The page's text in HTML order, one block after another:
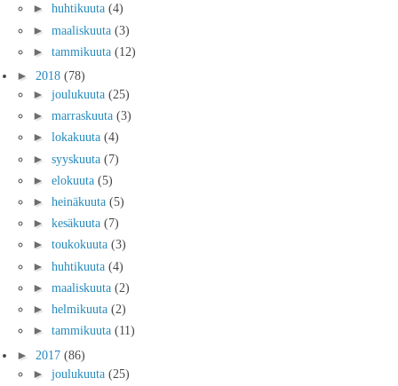
► huhtikuuta (4)
► maaliskuuta (3)
► tammikuuta (12)
► 2018 (78)
► joulukuuta (25)
► marraskuuta (3)
► lokakuuta (4)
► syyskuuta (7)
► elokuuta (5)
► heinäkuuta (5)
► kesäkuuta (7)
► toukokuuta (3)
► huhtikuuta (4)
► maaliskuuta (2)
► helmikuuta (2)
► tammikuuta (11)
► 2017 (86)
► joulukuuta (25)